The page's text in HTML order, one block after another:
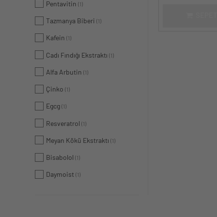
Pentavitin (1)
Tazmanya Biberi (1)
Kafein (1)
Cadı Fındığı Ekstraktı (1)
Alfa Arbutin (1)
Çinko (1)
Egcg (1)
Resveratrol (1)
Meyan Kökü Ekstraktı (1)
Bisabolol (1)
Daymoist (1)